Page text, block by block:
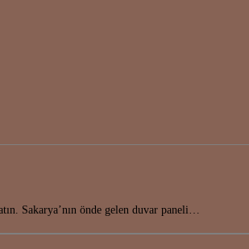
Sakarya’nın önde gelen duvar paneli…